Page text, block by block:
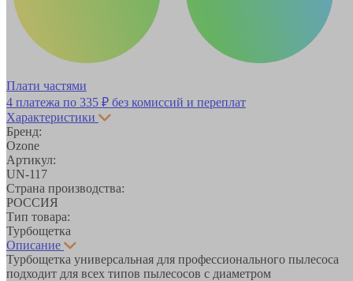
Плати частями
4 платежа по 335 ₽ без комиссий и переплат
Характеристики
Бренд:
Ozone
Артикул:
UN-117
Страна производства:
РОССИЯ
Тип товара:
Турбощетка
Описание
Турбощетка универсальная для профессионального пылесоса
подходит для всех типов пылесосов с диаметром